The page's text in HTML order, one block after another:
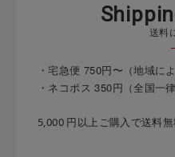
Shippin
送料
・宅急便 750円〜（地域に
・ネコポス 350円（全国一律
5,000 円以上ご購入で送料